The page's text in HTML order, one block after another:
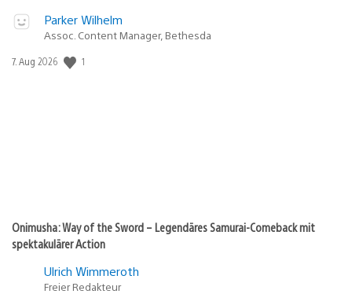
Parker Wilhelm
Assoc. Content Manager, Bethesda
Veröffentlichungsdatum:
7. Aug 2026 1
Onimusha: Way of the Sword – Legendäres Samurai-Comeback mit
spektakulärer Action
Ulrich Wimmeroth
Freier Redakteur